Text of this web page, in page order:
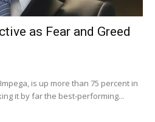
as Fear and Greed
is up more than 75 percent in
it by far the best-performing...